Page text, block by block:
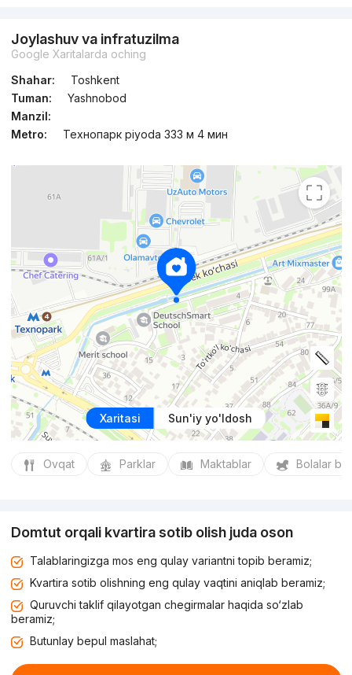
Joylashuv va infratuzilma
Google Xaritalarda oching
Shahar:
Toshkent
Tuman:
Yashnobod
Manzil:
Metro:
Технопарк piyoda 333 м 4 мин
Xaritasi Sun'iy yo'ldosh
Ovqat Parklar Maktablar Bolalar
Domtut orqali kvartira sotib olish juda oson
Talablaringizga mos eng qulay variantni topib beramiz;
Kvartira sotib olishning eng qulay vaqtini aniqlab beramiz;
Quruvchi taklif qilayotgan chegirmalar haqida so‘zlab
beramiz;
Butunlay bepul maslahat;